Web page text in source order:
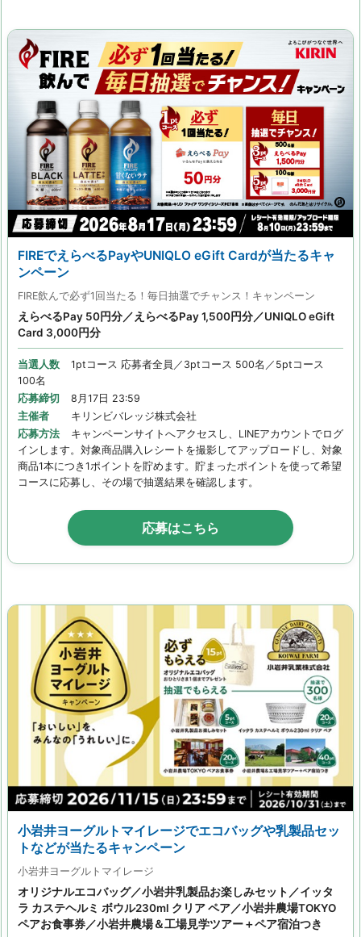
FIREでえらべるPayやUNIQLO eGift Cardが当たるキャ
ンペーン
FIRE飲んで必ず1回当たる！毎日抽選でチャンス！キャンペーン
えらべるPay 50円分／えらべるPay 1,500円分／UNIQLO eGift
Card 3,000円分
当選人数
1ptコース 応募者全員／3ptコース 500名／5ptコース
100名
応募締切
8月17日 23:59
主催者
キリンビバレッジ株式会社
応募方法
キャンペーンサイトへアクセスし、LINEアカウントでログ
インします。対象商品購入レシートを撮影してアップロードし、対象
商品1本につき1ポイントを貯めます。貯まったポイントを使って希望
コースに応募し、その場で抽選結果を確認します。
応募はこちら
小岩井ヨーグルトマイレージでエコバッグや乳製品セッ
トなどが当たるキャンペーン
小岩井ヨーグルトマイレージ
オリジナルエコバッグ／小岩井乳製品お楽しみセット／イッタ
ラ カステヘルミ ボウル230ml クリア ペア／小岩井農場TOKYO
ペアお食事券／小岩井農場＆工場見学ツアー＋ペア宿泊つき